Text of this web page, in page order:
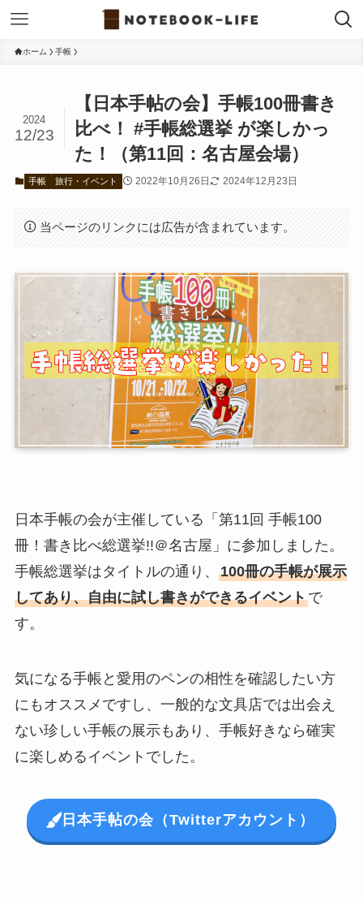
ホーム 手帳
【日本手帖の会】手帳100冊書き
比べ！ #手帳総選挙 が楽しかっ
た！（第11回：名古屋会場）
2024
12/23
手帳 旅行・イベント 2022年10月26日 2024年12月23日
当ページのリンクには広告が含まれています。
日本手帳の会が主催している「第11回 手帳100
冊！書き比べ総選挙!!＠名古屋」に参加しました。
手帳総選挙はタイトルの通り、 100冊の手帳が展示
してあり、自由に試し書きができるイベントで
す。
気になる手帳と愛用のペンの相性を確認したい方
にもオススメですし、一般的な文具店では出会え
ない珍しい手帳の展示もあり、手帳好きなら確実
に楽しめるイベントでした。
日本手帖の会（Twitterアカウント）